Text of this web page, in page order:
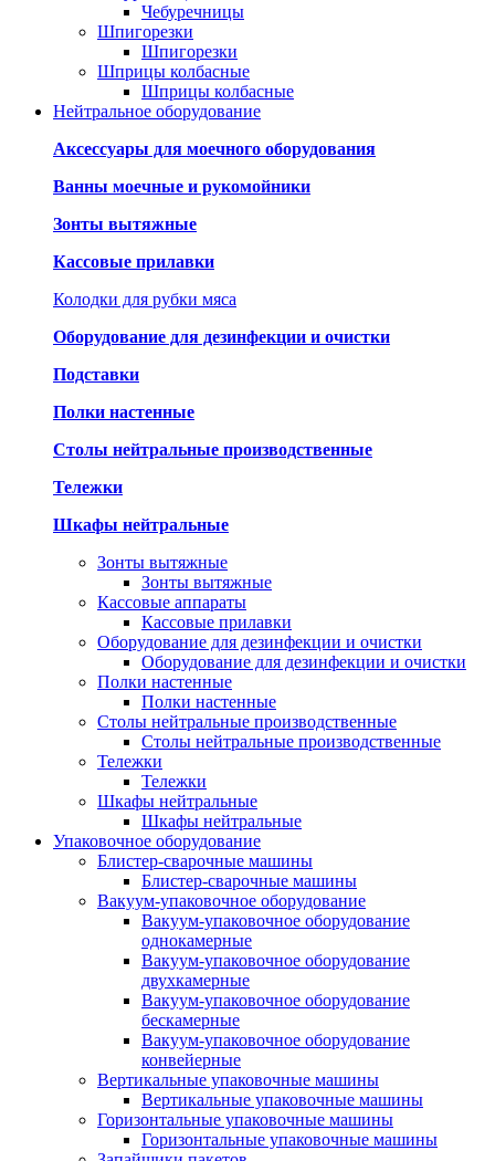
Чебуречницы
Шпигорезки
Шпигорезки
Шприцы колбасные
Шприцы колбасные
Нейтральное оборудование
Аксессуары для моечного оборудования
Ванны моечные и рукомойники
Зонты вытяжные
Кассовые прилавки
Колодки для рубки мяса
Оборудование для дезинфекции и очистки
Подставки
Полки настенные
Столы нейтральные производственные
Тележки
Шкафы нейтральные
Зонты вытяжные
Зонты вытяжные
Кассовые аппараты
Кассовые прилавки
Оборудование для дезинфекции и очистки
Оборудование для дезинфекции и очистки
Полки настенные
Полки настенные
Столы нейтральные производственные
Столы нейтральные производственные
Тележки
Тележки
Шкафы нейтральные
Шкафы нейтральные
Упаковочное оборудование
Блистер-сварочные машины
Блистер-сварочные машины
Вакуум-упаковочное оборудование
Вакуум-упаковочное оборудование
однокамерные
Вакуум-упаковочное оборудование
двухкамерные
Вакуум-упаковочное оборудование
беcкамерные
Вакуум-упаковочное оборудование
конвейерные
Вертикальные упаковочные машины
Вертикальные упаковочные машины
Горизонтальные упаковочные машины
Горизонтальные упаковочные машины